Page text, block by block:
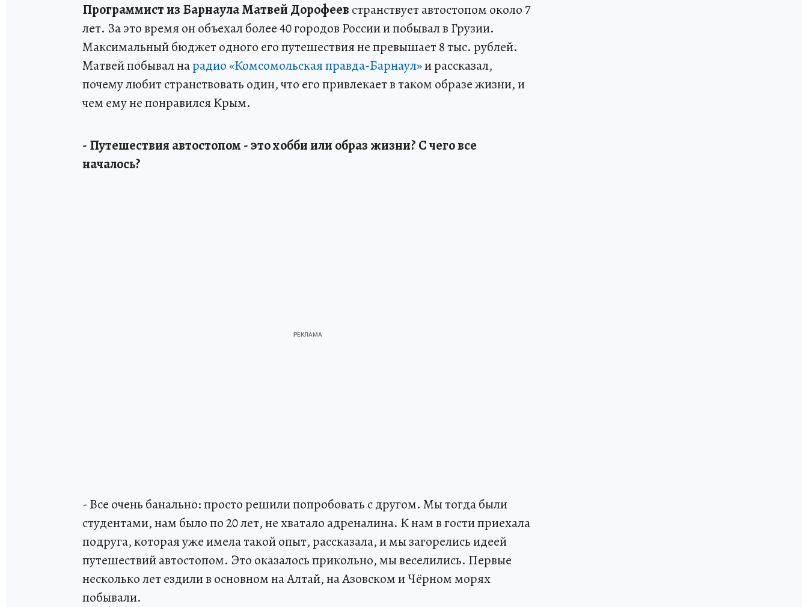
Программист из Барнаула Матвей Дорофеев странствует автостопом около 7
лет. За это время он объехал более 40 городов России и побывал в Грузии.
Максимальный бюджет одного его путешествия не превышает 8 тыс. рублей.
Матвей побывал нарадио «Комсомольская правда-Барнаул»и рассказал,
почему любит странствовать один, что его привлекает в таком образе жизни, и
чем ему не понравился Крым.
- Путешествия автостопом - это хобби или образ жизни? С чего все
началось?
- Все очень банально: просто решили попробовать с другом. Мы тогда были
студентами, нам было по 20 лет, не хватало адреналина. К нам в гости приехала
подруга, которая уже имела такой опыт, рассказала, и мы загорелись идеей
путешествий автостопом. Это оказалось прикольно, мы веселились. Первые
несколько лет ездили в основном на Алтай, на Азовском и Чёрном морях
побывали.